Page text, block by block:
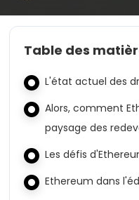
Table des
L'état actuel des
Alors, comment
paysage des
Les défis
Ethereum dans